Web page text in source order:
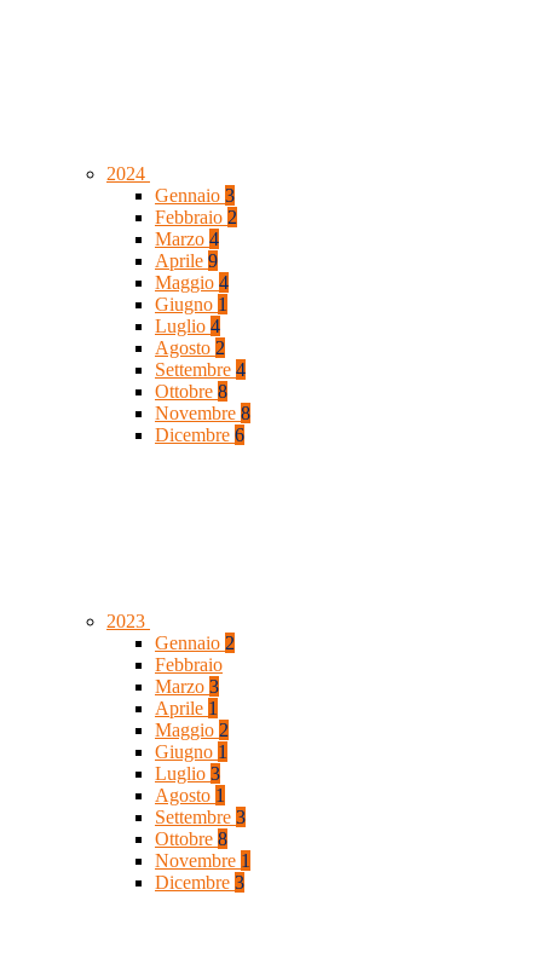
2024
Gennaio 3
Febbraio 2
Marzo 4
Aprile 9
Maggio 4
Giugno 1
Luglio 4
Agosto 2
Settembre 4
Ottobre 8
Novembre 8
Dicembre 6
2023
Gennaio 2
Febbraio
Marzo 3
Aprile 1
Maggio 2
Giugno 1
Luglio 3
Agosto 1
Settembre 3
Ottobre 8
Novembre 1
Dicembre 3